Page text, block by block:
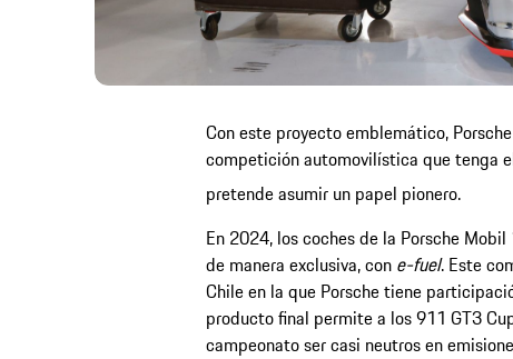
Con este proyecto emblemático,
competición automovilística que tenga
pretende asumir un papel pionero.
En 2024, los coches de la Porsche
de manera exclusiva, con e-fuel. Este
Chile en la que Porsche tiene
producto final permite a los 911 GT3
campeonato ser casi neutros en